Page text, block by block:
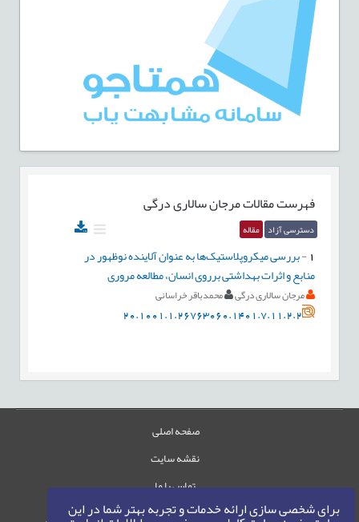
برای شخصی سازی ارائه خدمات و تجربه بهتر شما در این
فهرست مقالاتمرجان سالاری درگی
دسترسی آزاد مقاله
-بررسی میکروپلاستیک‌ها به عنوان آلاینده نوظهور در
منابع و اثرات بهداشتی برروی انسان، مطالعه مروری
مرجان سالاری درگی محمدباقر خراسانی
20.1001.1.26763060.1401.7.11.2.2
صفحه اصلی
نقشه سایت
تماس با ما